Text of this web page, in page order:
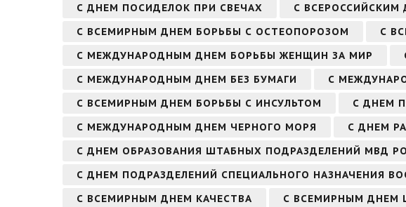
С ДНЕМ ПОСИДЕЛОК ПРИ СВЕЧАХ
С ВСЕРОССИЙСКИМ
С ВСЕМИРНЫМ ДНЕМ БОРЬБЫ С ОСТЕОПОРОЗОМ
С
С МЕЖДУНАРОДНЫМ ДНЕМ БОРЬБЫ ЖЕНЩИН ЗА МИР
С МЕЖДУНАРОДНЫМ ДНЕМ БЕЗ БУМАГИ
С
С ВСЕМИРНЫМ ДНЕМ БОРЬБЫ С ИНСУЛЬТОМ
С ДНЕМ
С МЕЖДУНАРОДНЫМ ДНЕМ ЧЕРНОГО МОРЯ
С ДНЕМ
С ДНЕМ ОБРАЗОВАНИЯ ШТАБНЫХ ПОДРАЗДЕЛЕНИЙ МВД
С ДНЕМ ПОДРАЗДЕЛЕНИЙ СПЕЦИАЛЬНОГО НАЗНАЧЕНИЯ
С ВСЕМИРНЫМ ДНЕМ КАЧЕСТВА
С ВСЕМИРНЫМ ДНЕМ